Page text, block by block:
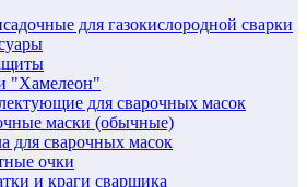
для газокислородной сварки
"Хамелеон"
для сварочных масок
маски (обычные)
для сварочных масок
очки
и краги сварщика